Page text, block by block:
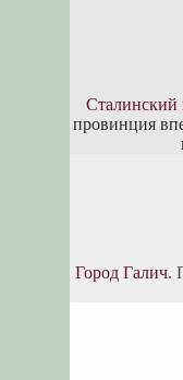
Сталинский
провинция
Город Галич.